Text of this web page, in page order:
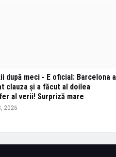
după meci - E oficial: Barcelona a
clauza și a făcut al doilea
al verii! Surpriză mare
2026